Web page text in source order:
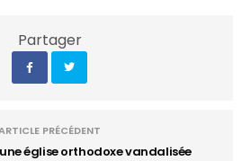
Partager
PRÉCÉDENT
église orthodoxe vandalisée